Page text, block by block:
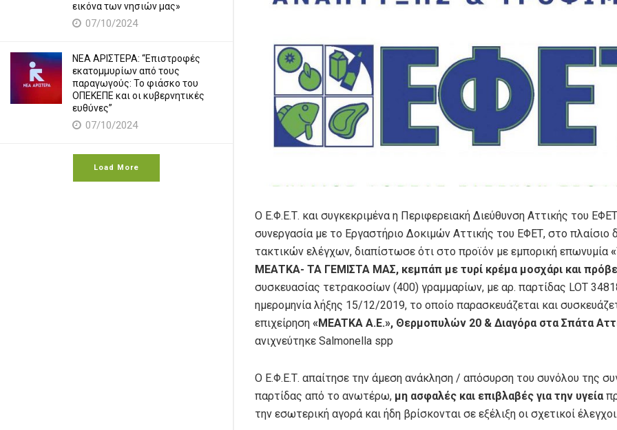
εικόνα των νησιών μας»
07/10/2024
ΝΕΑ ΑΡΙΣΤΕΡΑ: “Επιστροφές
εκατομμυρίων από τους
παραγωγούς: Το φιάσκο του
ΟΠΕΚΕΠΕ και οι κυβερνητικές
ευθύνες”
07/10/2024
Load More
Ο Ε.Φ.Ε.Τ. και συγκεκριμένα η Περιφερειακή Διεύθυνση Αττικής του
συνεργασία με το Εργαστήριο Δοκιμών Αττικής του ΕΦΕΤ, στο πλαίσιο
τακτικών ελέγχων, διαπίστωσε ότι στο προϊόν με εμπορική επωνυμία
ΜΕΑΤΚΑ- ΤΑ ΓΕΜΙΣΤΑ ΜΑΣ, κεμπάπ με τυρί κρέμα μοσχάρι και
συσκευασίας τετρακοσίων (400) γραμμαρίων, με αρ. παρτίδας LOT
ημερομηνία λήξης 15/12/2019, το οποίο παρασκευάζεται και
επιχείρηση «MEATKA A.E.», Θερμοπυλών 20 & Διαγόρα στα Σπάτα
ανιχνεύτηκε Salmonella spp
Ο Ε.Φ.Ε.Τ. απαίτησε την άμεση ανάκληση / απόσυρση του συνόλου της
παρτίδας από το ανωτέρω, μη ασφαλές και επιβλαβές για την υγεία
την εσωτερική αγορά και ήδη βρίσκονται σε εξέλιξη οι σχετικοί έλεγχοι.